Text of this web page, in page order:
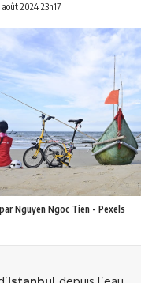
2024 23h17
Nguyen Ngoc Tien - Pexels